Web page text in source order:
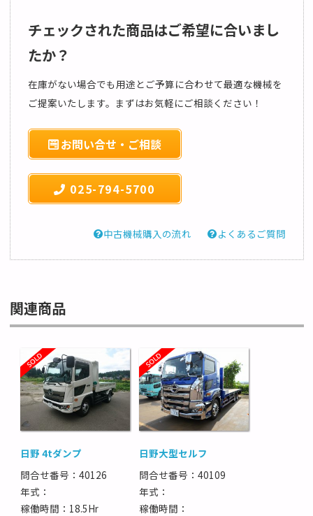
チェックされた商品はご希望に合いまし
たか？
在庫がない場合でも用途とご予算に合わせて最適な機械を
ご提案いたします。まずはお気軽にご相談ください！
お問い合せ・ご相談
025-794-5700
中古機械購入の流れ よくあるご質問
関連商品
日野 4tダンプ
問合せ番号：40126
年式：
稼働時間：18.5Hr
日野大型セルフ
問合せ番号：40109
年式：
稼働時間：